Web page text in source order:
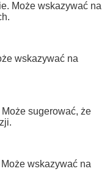
Może wskazywać na
wskazywać na
sugerować, że
wskazywać na